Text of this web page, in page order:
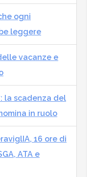
ogni
leggere
vacanze e
la scadenza del
in ruolo
16 ore di
ATA e